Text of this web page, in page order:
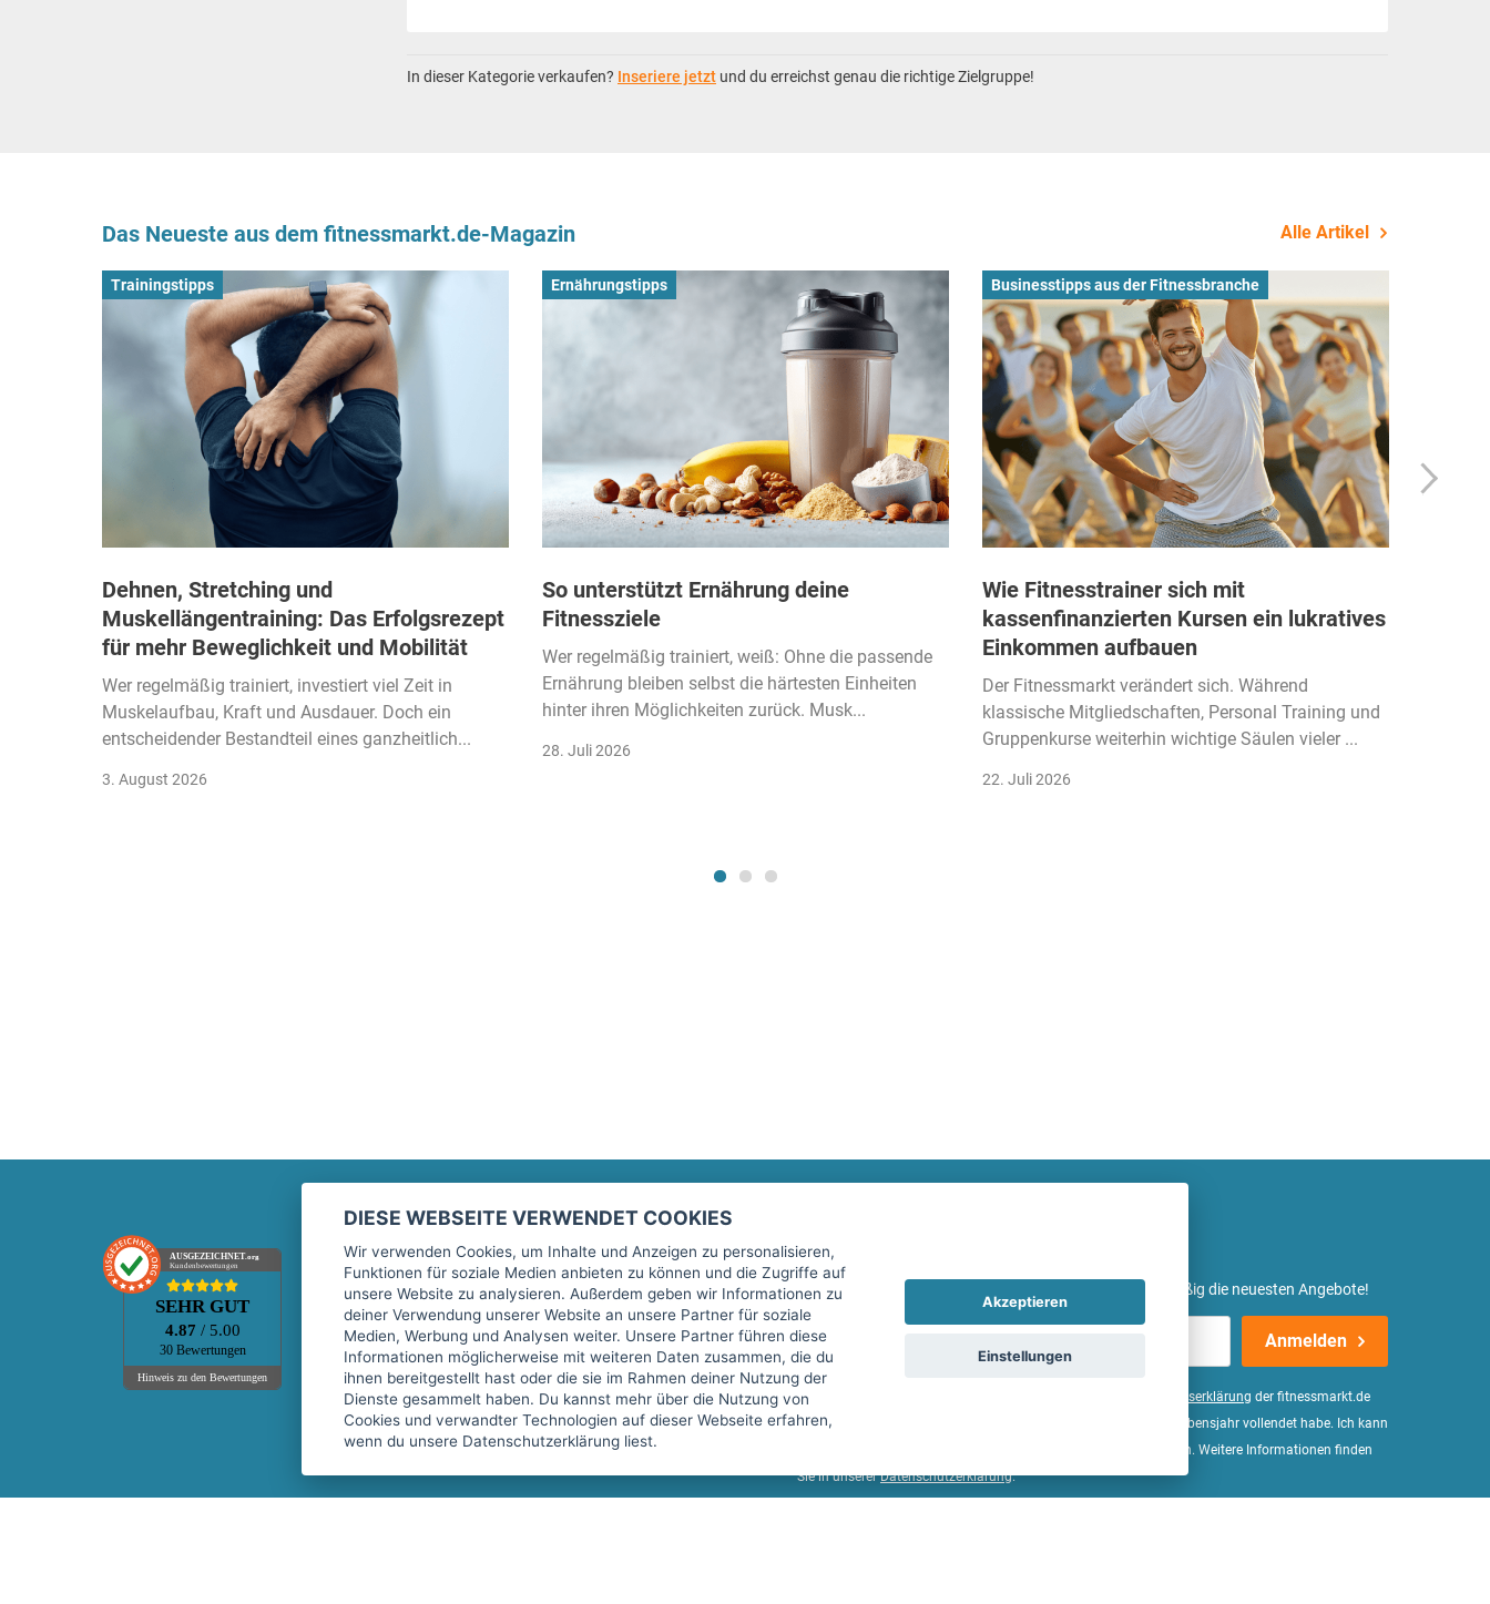
In dieser Kategorie verkaufen? Inseriere jetzt und du erreichst genau die richtige Zielgruppe!
Das Neueste aus dem fitnessmarkt.de-Magazin Alle Artikel
Trainingstipps
Dehnen, Stretching und
Muskellängentraining: Das Erfolgsrezept
für mehr Beweglichkeit und Mobilität
Wer regelmäßig trainiert, investiert viel Zeit in
Muskelaufbau, Kraft und Ausdauer. Doch ein
entscheidender Bestandteil eines ganzheitlich...
3. August 2026
Ernährungstipps
So unterstützt Ernährung deine
Fitnessziele
Wer regelmäßig trainiert, weiß: Ohne die passende
Ernährung bleiben selbst die härtesten Einheiten
hinter ihren Möglichkeiten zurück. Musk...
28. Juli 2026
Businesstipps aus der Fitnessbranche
Wie Fitnesstrainer sich mit
kassenfinanzierten Kursen ein lukratives
Einkommen aufbauen
Der Fitnessmarkt verändert sich. Während
klassische Mitgliedschaften, Personal Training und
Gruppenkurse weiterhin wichtige Säulen vieler ...
22. Juli 2026
AUSGEZEICHNET.org
Kundenbewertungen
SEHR GUT
4.87 / 5.00
30 Bewertungen
Hinweis zu den Bewertungen
Marktplatz
Kontakt
Preise Marktplatz
FAQ Marktplatz
Über uns
Werbebuchungen
Rechtliches
Impressum
AGB
Datenschutz
Sicherheit
Top-Inserat kündigen
fitnessmarkt.de Newsletter
Trage dich hier für unseren Newsletter ein und erhalte regelmäßig die neuesten Angebote!
Anmelden
Ich stimme der Verarbeitung meiner Daten, wie in der Einwilligungserklärung der fitnessmarkt.de
services GmbH beschrieben, zu und bestätige, dass ich das 16. Lebensjahr vollendet habe. Ich kann
diese Einwilligung jederzeit mit Wirkung für die Zukunft widerrufen. Weitere Informationen finden
Sie in unsererDatenschutzerklärung.
DIESE WEBSEITE VERWENDET COOKIES
Wir verwenden Cookies, um Inhalte und Anzeigen zu personalisieren,
Funktionen für soziale Medien anbieten zu können und die Zugriffe auf
unsere Website zu analysieren. Außerdem geben wir Informationen zu
deiner Verwendung unserer Website an unsere Partner für soziale
Medien, Werbung und Analysen weiter. Unsere Partner führen diese
Informationen möglicherweise mit weiteren Daten zusammen, die du
ihnen bereitgestellt hast oder die sie im Rahmen deiner Nutzung der
Dienste gesammelt haben. Du kannst mehr über die Nutzung von
Cookies und verwandter Technologien auf dieser Webseite erfahren,
wenn du unsere Datenschutzerklärung liest.
Akzeptieren
Einstellungen